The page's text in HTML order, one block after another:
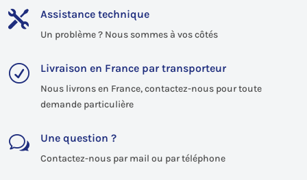
 Assistance technique
Un problème ? Nous sommes à vos côtés
R Livraison en France par transporteur
Nous livrons en France, contactez-nous pour toute
demande particulière
w Une question ?
Contactez-nous par mail ou par téléphone